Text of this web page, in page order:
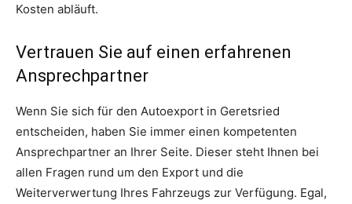
Kosten abläuft.
Vertrauen Sie auf einen erfahrenen
Ansprechpartner
Wenn Sie sich für den Autoexport in Geretsried
entscheiden, haben Sie immer einen kompetenten
Ansprechpartner an Ihrer Seite. Dieser steht Ihnen bei
allen Fragen rund um den Export und die
Weiterverwertung Ihres Fahrzeugs zur Verfügung. Egal,